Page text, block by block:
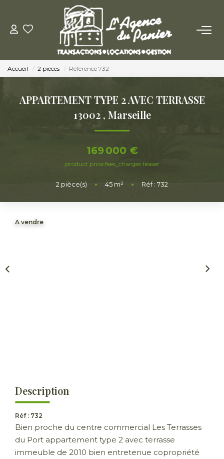
ACHETER
Acheter
Louer
Nos Conseils Aux Locataires
VENDRE
Accueil 2 pièces Référence 732
APPARTEMENT TYPE 2 AVEC TERRASSE
13002 , Marseille
169 000 €
product.price.fees_charges.teaser
2 pièce(s) • 45 m² • Réf : 732
A vendre
Description
Réf : 732
Bien proche du centre commercial Les Terrasses
du Port appartement type 2 avec terrasse
immeuble de 2010 bien entretenue copropriété